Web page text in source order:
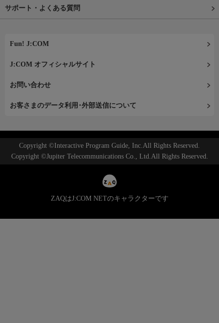
サポート・よくある質問
Fun! J:COM
J:COM オフィシャルサイト
お問い合わせ
お客さまのデータ利用･外部送信について
Copyright ©Interactive Program Guide, Inc.All Rights Reserved.
Copyright ©Jupiter Telecommunications Co., Ltd.All Rights Reserved.
ZAQはJ:COM NETのキャラクターです